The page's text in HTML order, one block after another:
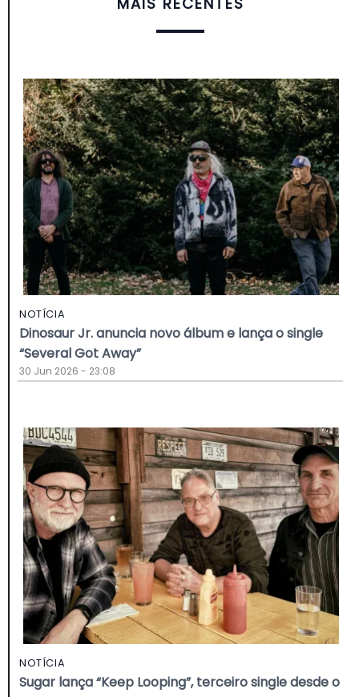
NOTÍCIA
Dinosaur Jr. anuncia novo álbum e lança o single
“Several Got Away”
30 Jun 2026 - 23:08
NOTÍCIA
Sugar lança “Keep Looping”, terceiro single desde o